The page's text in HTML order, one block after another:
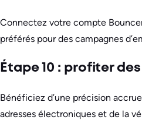
Connectez votre compte
préférés pour des campagnes
Étape 10 : profiter
Bénéficiez d’une précision
adresses électroniques et de la